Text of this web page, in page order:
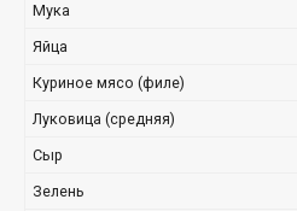
Мука
Яйца
Куриное мясо (филе)
Луковица (средняя)
Сыр
Зелень